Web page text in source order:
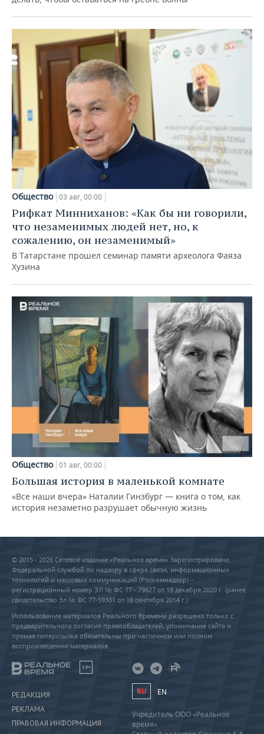
Общество 03 авг, 00:00
Рифкат Минниханов: «Как бы ни говорили,
что незаменимых людей нет, но, к
сожалению, он незаменимый»
В Татарстане прошел семинар памяти археолога Фаяза
Хузина
Общество 01 авг, 00:00
Большая история в маленькой комнате
«Все наши вчера» Наталии Гинзбург — книга о том, как
история незаметно разрушает обычную жизнь
© 2015 - 2026 Сетевое издание «Реальное время» Зарегистрировано
Федеральной службой по надзору в сфере связи, информационных
технологий и массовых коммуникаций (Роскомнадзор) –
регистрационный номер ЭЛ № ФС 77 - 79627 от 18 декабря 2020 г. (ранее
свидетельство Эл № ФС 77-59331 от 18 сентября 2014 г.)
Использование материалов Реального Времени разрешено только с
предварительного согласия правообладателей, упоминание сайта и
прямая гиперссылка обязательны при частичном или полном
воспроизведении материалов.
18+
РЕДАКЦИЯ
РЕКЛАМА
ПРАВОВАЯ ИНФОРМАЦИЯ
RU EN
Учредитель ООО «Реальное
время»